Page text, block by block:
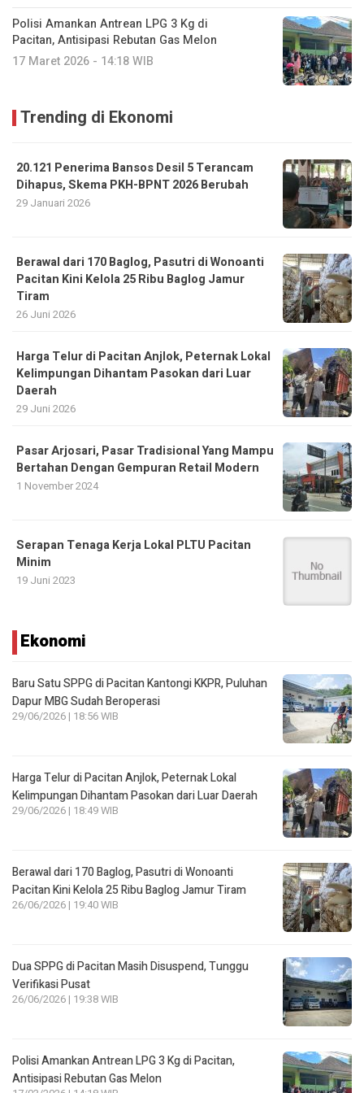
Polisi Amankan Antrean LPG 3 Kg di
Pacitan, Antisipasi Rebutan Gas Melon
17 Maret 2026 - 14:18 WIB
Trending di Ekonomi
20.121 Penerima Bansos Desil 5 Terancam
Dihapus, Skema PKH-BPNT 2026 Berubah
29 Januari 2026
Berawal dari 170 Baglog, Pasutri di Wonoanti
Pacitan Kini Kelola 25 Ribu Baglog Jamur
Tiram
26 Juni 2026
Harga Telur di Pacitan Anjlok, Peternak Lokal
Kelimpungan Dihantam Pasokan dari Luar
Daerah
29 Juni 2026
Pasar Arjosari, Pasar Tradisional Yang Mampu
Bertahan Dengan Gempuran Retail Modern
1 November 2024
Serapan Tenaga Kerja Lokal PLTU Pacitan
Minim
19 Juni 2023
Ekonomi
Baru Satu SPPG di Pacitan Kantongi KKPR, Puluhan
Dapur MBG Sudah Beroperasi
29/06/2026 | 18:56 WIB
Harga Telur di Pacitan Anjlok, Peternak Lokal
Kelimpungan Dihantam Pasokan dari Luar Daerah
29/06/2026 | 18:49 WIB
Berawal dari 170 Baglog, Pasutri di Wonoanti
Pacitan Kini Kelola 25 Ribu Baglog Jamur Tiram
26/06/2026 | 19:40 WIB
Dua SPPG di Pacitan Masih Disuspend, Tunggu
Verifikasi Pusat
26/06/2026 | 19:38 WIB
Polisi Amankan Antrean LPG 3 Kg di Pacitan,
Antisipasi Rebutan Gas Melon